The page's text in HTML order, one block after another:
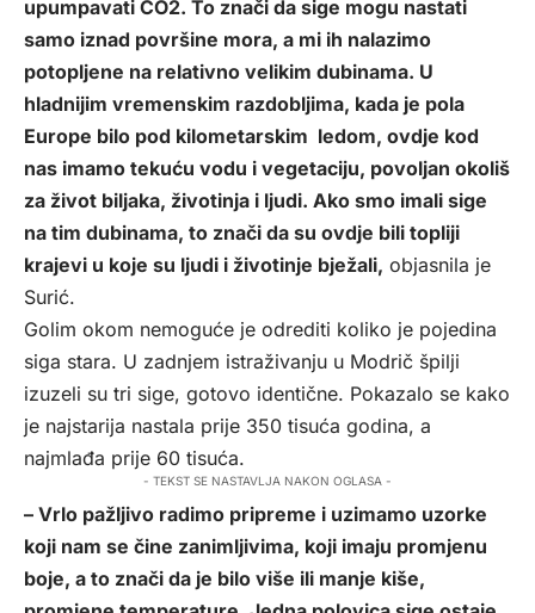
upumpavati CO2. To znači da sige mogu nastati
samo iznad površine mora, a mi ih nalazimo
potopljene na relativno velikim dubinama. U
hladnijim vremenskim razdobljima, kada je pola
Europe bilo pod kilometarskim ledom, ovdje kod
nas imamo tekuću vodu i vegetaciju, povoljan okoliš
za život biljaka, životinja i ljudi. Ako smo imali sige
na tim dubinama, to znači da su ovdje bili topliji
krajevi u koje su ljudi i životinje bježali, objasnila je
Surić.
Golim okom nemoguće je odrediti koliko je pojedina
siga stara. U zadnjem istraživanju u Modrič špilji
izuzeli su tri sige, gotovo identične. Pokazalo se kako
je najstarija nastala prije 350 tisuća godina, a
najmlađa prije 60 tisuća.
- TEKST SE NASTAVLJA NAKON OGLASA -
– Vrlo pažljivo radimo pripreme i uzimamo uzorke
koji nam se čine zanimljivima, koji imaju promjenu
boje, a to znači da je bilo više ili manje kiše,